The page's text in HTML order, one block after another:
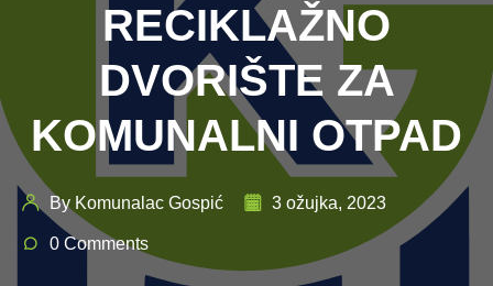
RECIKLAŽNO
DVORIŠTE ZA
KOMUNALNI OTPAD
By Komunalac Gospić 3 ožujka, 2023
0 Comments